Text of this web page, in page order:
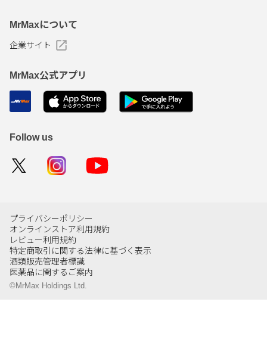
MrMaxについて
企業サイト
MrMax公式アプリ
Follow us
プライバシーポリシー
オンラインストア利用規約
レビュー利用規約
特定商取引に関する法律に基づく表示
酒類販売管理者標識
医薬品に関するご案内
©MrMax Holdings Ltd.